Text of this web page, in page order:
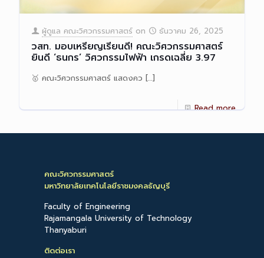
ผู้ดูแล คณะวิศวกรรมศาสตร์ on ธันวาคม 26, 2025
วสท. มอบเหรียญเรียนดี! คณะวิศวกรรมศาสตร์
ยินดี ‘ธนกร’ วิศวกรรมไฟฟ้า เกรดเฉลี่ย 3.97
🥇 คณะวิศวกรรมศาสตร์ แสดงคว […]
Read more
คณะวิศวกรรมศาสตร์
มหาวิทยาลัยเทคโนโลยีราชมงคลธัญบุรี
Faculty of Engineering
Rajamangala University of Technology
Thanyaburi
ติดต่อเรา